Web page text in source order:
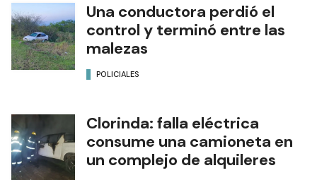
Una conductora perdió el
control y terminó entre las
malezas
POLICIALES
Clorinda: falla eléctrica
consume una camioneta en
un complejo de alquileres